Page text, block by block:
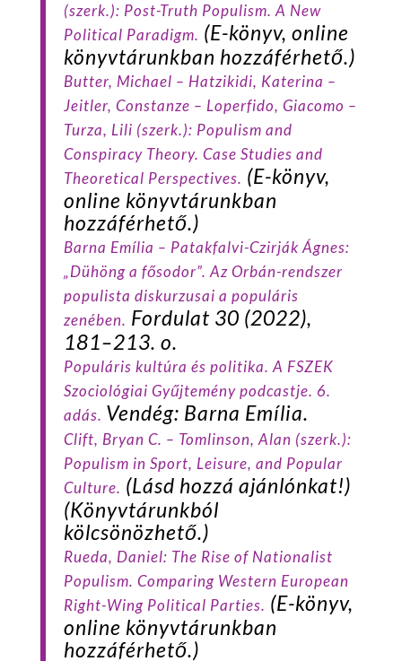
(szerk.): Post-Truth Populism. A New
Political Paradigm. (E-könyv, online
könyvtárunkban hozzáférhető.)
Butter, Michael – Hatzikidi, Katerina –
Jeitler, Constanze – Loperfido, Giacomo –
Turza, Lili (szerk.): Populism and
Conspiracy Theory. Case Studies and
Theoretical Perspectives. (E-könyv,
online könyvtárunkban
hozzáférhető.)
Barna Emília – Patakfalvi-CzirjákÁgnes:
„Dühöng a fősodor”. Az Orbán-rendszer
populista diskurzusai a populáris
zenében. Fordulat 30 (2022),
181–213. o.
Populáris kultúra és politika. A FSZEK
Szociológiai Gyűjtemény podcastje. 6.
adás. Vendég: Barna Emília.
Clift, Bryan C. – Tomlinson, Alan (szerk.):
Populism in Sport, Leisure, and Popular
Culture. (Lásd hozzá ajánlónkat!)
(Könyvtárunkból
kölcsönözhető.)
Rueda, Daniel: The Rise of Nationalist
Populism. Comparing Western European
Right-Wing Political Parties. (E-könyv,
online könyvtárunkban
hozzáférhető.)